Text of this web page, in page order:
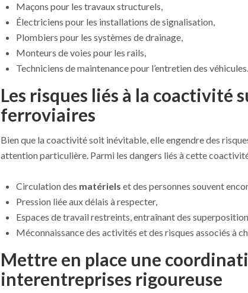
Maçons pour les travaux structurels,
Électriciens pour les installations de signalisation,
Plombiers pour les systèmes de drainage,
Monteurs de voies pour les rails,
Techniciens de maintenance pour l’entretien des véhicules.
Les risques liés à la coactivité
ferroviaires
Bien que la coactivité soit inévitable, elle engendre des
attention particulière. Parmi les dangers liés à cette
Circulation des matériels et des personnes souvent
Pression liée aux délais à respecter,
Espaces de travail restreints, entraînant des
Méconnaissance des activités et des risques associés à
Mettre en place une
interentreprises rigoureuse